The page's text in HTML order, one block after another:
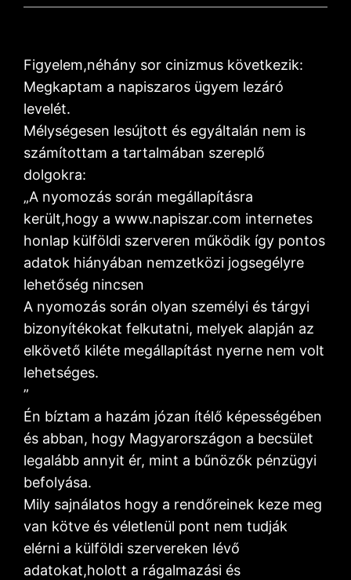
Figyelem,néhány sor cinizmus következik:
Megkaptam a napiszaros ügyem lezáró
levelét.
Mélységesen lesújtott és egyáltalán nem is
számítottam a tartalmában szereplő
dolgokra:
„A nyomozás során megállapításra
került,hogy a www.napiszar.com internetes
honlap külföldi szerveren működik így pontos
adatok hiányában nemzetközi jogsegélyre
lehetőség nincsen
A nyomozás során olyan személyi és tárgyi
bizonyítékokat felkutatni, melyek alapján az
elkövető kiléte megállapítást nyerne nem volt
lehetséges.
”
Én bíztam a hazám józan ítélő képességében
és abban, hogy Magyarországon a becsület
legalább annyit ér, mint a bűnözők pénzügyi
befolyása.
Mily sajnálatos hogy a rendőreinek keze meg
van kötve és véletlenül pont nem tudják
elérni a külföldi szervereken lévő
adatokat,holott a rágalmazási és